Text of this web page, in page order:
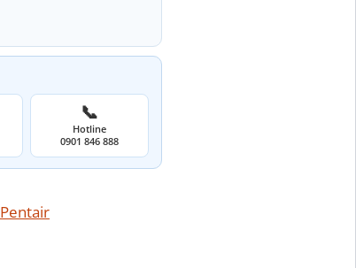
📞
Hotline
0901 846 888
Pentair